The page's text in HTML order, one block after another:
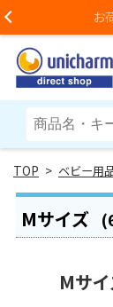
お荷物
> ベビー用
Mサイズ
Mサ